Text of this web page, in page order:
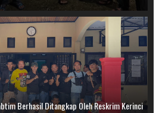
Berhasil Ditangkap Oleh Reskrim Kerinci